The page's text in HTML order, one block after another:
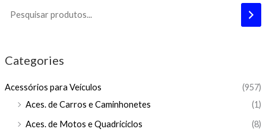
Categories
Acessórios para Veículos
(957)
Aces. de Carros e Caminhonetes
(1)
Aces. de Motos e Quadriciclos
(8)